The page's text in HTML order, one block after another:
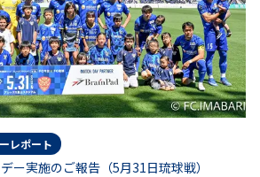
レポート
ー実施のご報告（5月31日琉球戦）